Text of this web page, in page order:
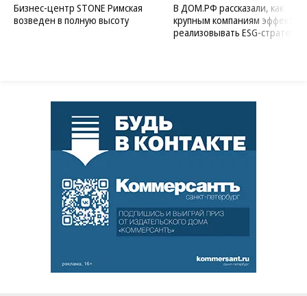
Бизнес-центр STONE Римская
возведен в полную высоту
В ДОМ.РФ рассказали, как
крупным компаниям
реализовывать ESG-стратегию